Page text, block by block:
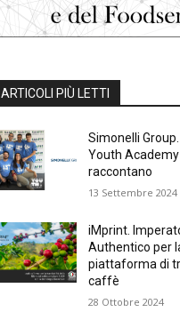
ARTICOLI PIÙ LETTI
Simonelli
Youth
raccontano
13 Settembre 2024
iMprint.
Authentico per
piattaforma di
caffè
28 Ottobre 2024